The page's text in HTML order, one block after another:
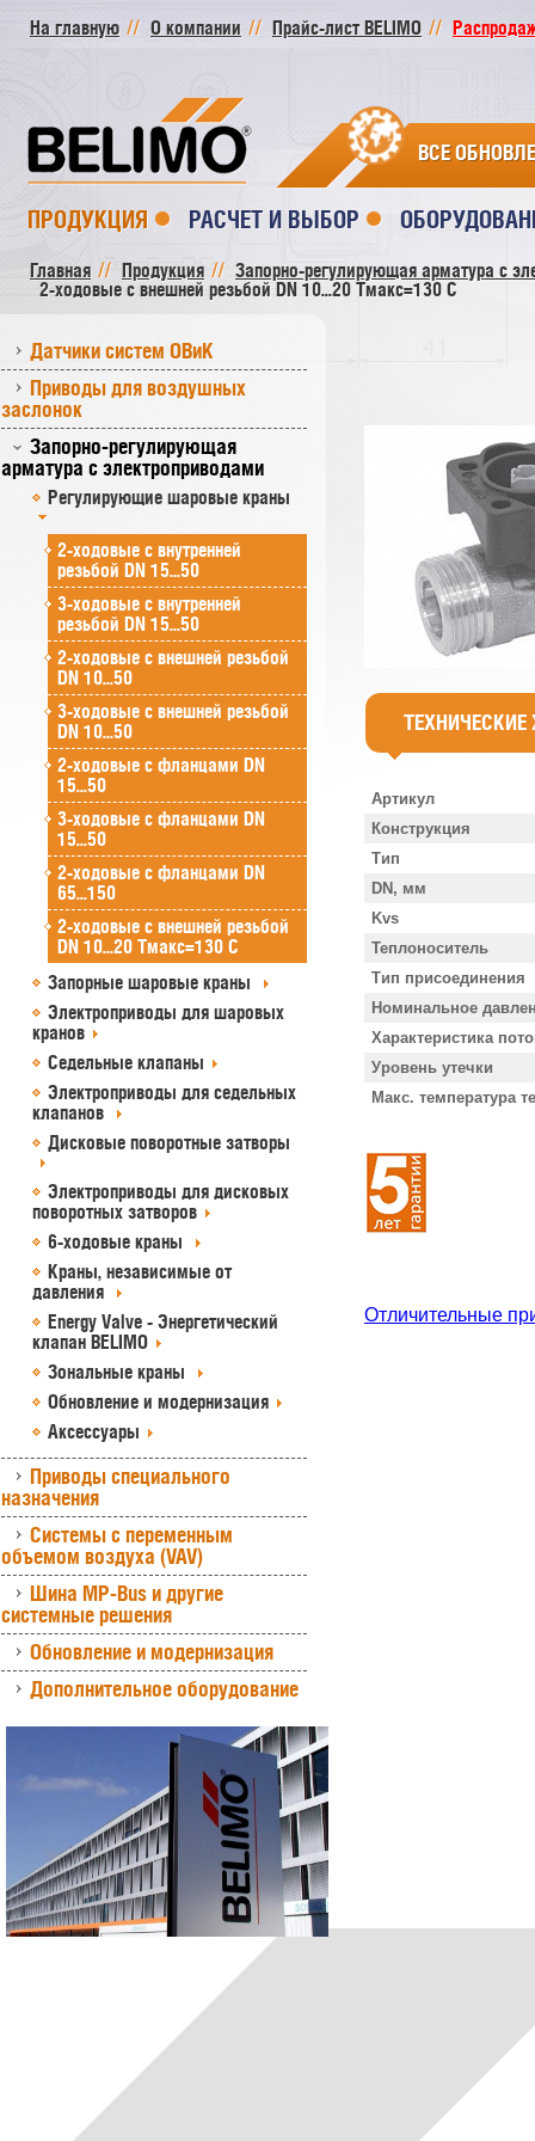
На главную О компании Прайс-лист BELIMO
ВСЕ
ПРОДУКЦИЯ РАСЧЕТ И ВЫБОР
Главная Продукция
Запорно-регулирующая арматура с
2-ходовые с внешней резьбой DN 10...20 Tмакс=130 C
Датчики систем ОВиК
Приводы для воздушных
заслонок
Запорно-регулирующая
арматура с электроприводами
Регулирующие шаровые краны
2-ходовые с внутренней
резьбой DN 15...50
3-ходовые с внутренней
резьбой DN 15...50
2-ходовые с внешней резьбой
DN 10...50
3-ходовые с внешней резьбой
DN 10...50
2-ходовые с фланцами DN
15...50
3-ходовые с фланцами DN
15...50
2-ходовые с фланцами DN
65...150
2-ходовые с внешней резьбой
DN 10...20 Tмакс=130 C
Запорные шаровые краны
Электроприводы для шаровых
кранов
Седельные клапаны
Электроприводы для седельных
клапанов
Дисковые поворотные затворы
Электроприводы для дисковых
поворотных затворов
6-ходовые краны
Краны, независимые от
давления
Energy Valve - Энергетический
клапан BELIMO
Зональные краны
Обновление и модернизация
Аксессуары
Приводы специального
назначения
Системы с переменным
объемом воздуха (VAV)
Шина MP-Bus и другие
системные решения
Обновление и модернизация
Дополнительное оборудование
Артикул
Конструкция
Тип
DN, мм
Kvs
Теплоноситель
Тип присоединения
Номинальное
Характеристика
Уровень утечки
Макс. температура
Отличительные